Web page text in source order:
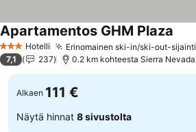
3 Tähtiluokitus
Hotelli Erinomainen ski-in/ski-out-sijainti
Apartamentos GHM Plaza
7,1 237 0.2 km kohteesta Sierra Nevada
Alkaen 111 €
Näytä hinnat 8 sivustolta